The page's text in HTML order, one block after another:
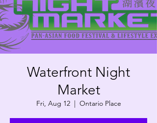
Waterfront Night
Market
Fri, Aug 12
  |
Ontario Place